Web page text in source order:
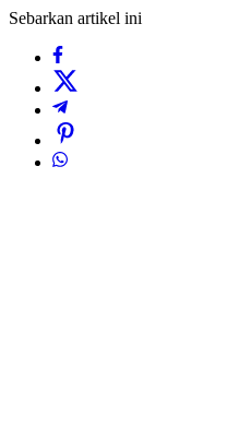
Sebarkan artikel ini